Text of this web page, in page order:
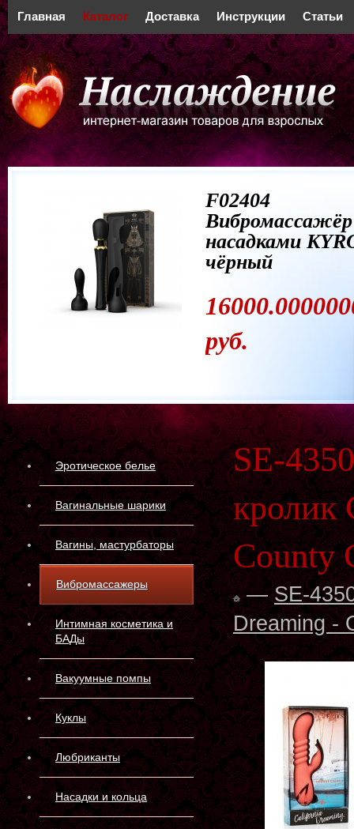
Главная Каталог Доставка Инструкции Статьи
F02404
насадками
чёрный
руб.
Эротическое белье
Вагинальные шарики
Вагины, мастурбаторы
Вибромассажеры
Интимная косметика и
БАДы
Вакуумные помпы
Куклы
Любриканты
Насадки и кольца
SE-
кролик
County
—SE-
Dreaming -